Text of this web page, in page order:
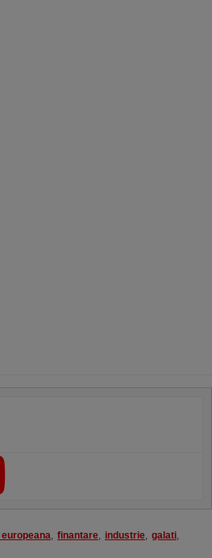
, finantare, industrie, galati,